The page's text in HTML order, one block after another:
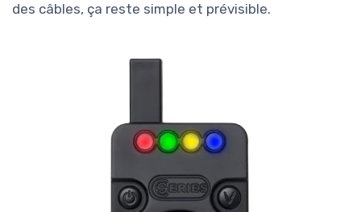
des câbles, ça reste simple et prévisible.